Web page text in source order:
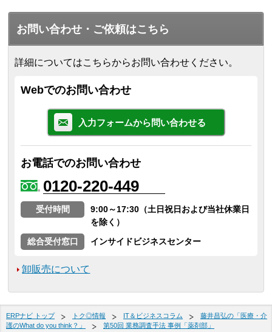
お問い合わせ・ご依頼はこちら
詳細についてはこちらからお問い合わせください。
Webでのお問い合わせ
入力フォームから問い合わせる
お電話でのお問い合わせ
0120-220-449
受付時間
9:00～17:30（土日祝日および当社休業日
を除く）
総合受付窓口
インサイドビジネスセンター
卸販売について
ERPナビ トップ トク◎情報 IT＆ビジネスコラム
藤井昌弘の「医療・介
護のWhat do you think？」
第50回 業務調査手法 事例「薬剤部」